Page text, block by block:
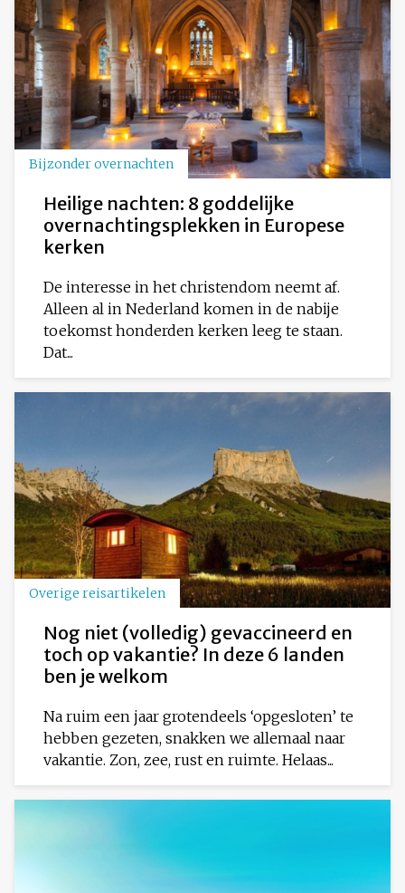
Bijzonder overnachten
Heilige nachten: 8 goddelijke
overnachtingsplekken in Europese
kerken
De interesse in het christendom neemt af.
Alleen al in Nederland komen in de nabije
toekomst honderden kerken leeg te staan.
Dat...
Overige reisartikelen
Nog niet (volledig) gevaccineerd en
toch op vakantie? In deze 6 landen
ben je welkom
Na ruim een jaar grotendeels ‘opgesloten’ te
hebben gezeten, snakken we allemaal naar
vakantie. Zon, zee, rust en ruimte. Helaas...